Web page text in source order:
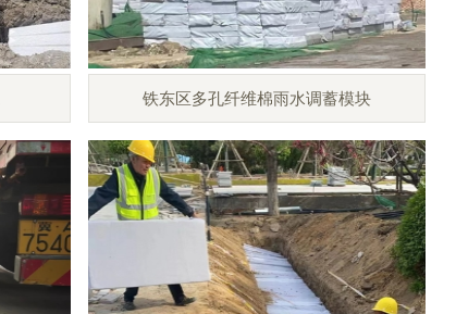
铁东区多孔纤维棉雨水调蓄模块